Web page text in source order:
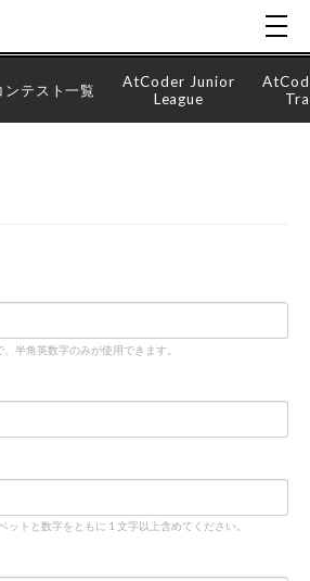
ンテスト一覧
AtCoder Junior
League
半角英数字のみが使用できます。
ットと数字をともに 1 文字以上含めてください。